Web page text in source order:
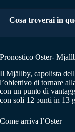
Cosa troverai in
Pronostico Oster-
Il Mjällby, capolista
l’obiettivo di tornare
con un punto di
con soli 12 punti in 13
Come arriva l’Oster